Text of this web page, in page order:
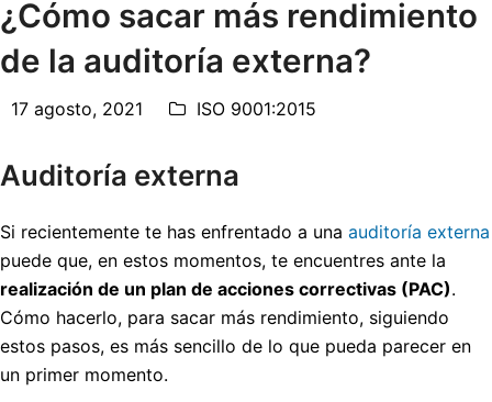
¿Cómo sacar más rendimiento
de la auditoría externa?
17 agosto, 2021 ISO 9001:2015
Auditoría externa
Si recientemente te has enfrentado a una auditoría externa
puede que, en estos momentos, te encuentres ante la
realización de un plan de acciones correctivas (PAC).
Cómo hacerlo, para sacar más rendimiento, siguiendo
estos pasos, es más sencillo de lo que pueda parecer en
un primer momento.